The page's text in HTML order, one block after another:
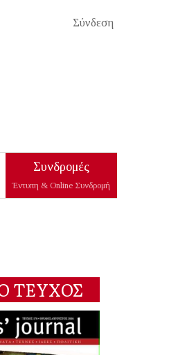
Σύνδεση
Συνδρομές
Έντυπη & Online Συνδρομή
ΤΕΥΧΟΣ